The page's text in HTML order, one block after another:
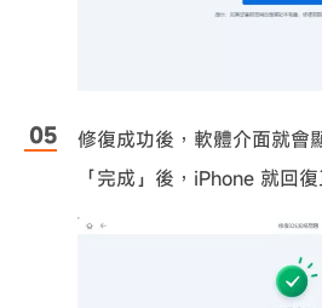
修復成功後，軟體介面就會
「完成」後，iPhone 就回